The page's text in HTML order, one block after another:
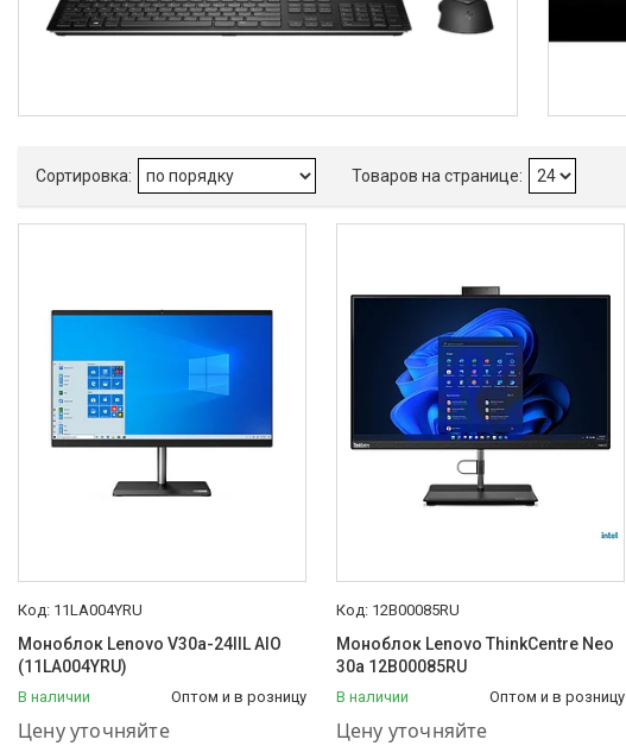
11LA004YRU
Моноблок Lenovo V30a-24IIL AIO
(11LA004YRU)
В наличии Оптом и в розницу
Цену уточняйте
+7 (778) 848-44-33
12B00085RU
Моноблок Lenovo ThinkCentre Neo
30a 12B00085RU
В наличии Оптом и в розницу
Цену уточняйте
+7 (778) 848-44-33